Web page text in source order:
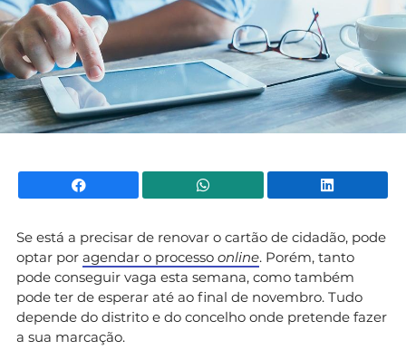
Facebook WhatsApp
Se está a precisar de renovar o cartão de cidadão, pode
optar por agendar o processo online. Porém, tanto
pode conseguir vaga esta semana, como também
pode ter de esperar até ao final de novembro. Tudo
depende do distrito e do concelho onde pretende fazer
a sua marcação.